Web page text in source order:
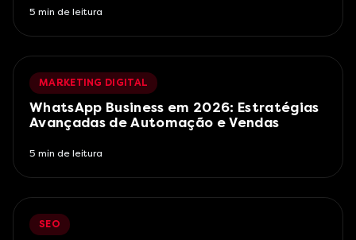
5 min de leitura
MARKETING DIGITAL
WhatsApp Business em 2026: Estratégias
Avançadas de Automação e Vendas
5 min de leitura
SEO